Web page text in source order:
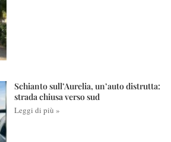
Schianto sull’Aurelia, un’auto distrutta:
strada chiusa verso sud
Leggi di più »